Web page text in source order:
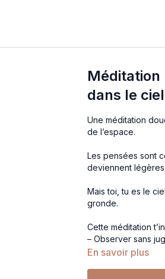
Méditation
dans le ciel
Une méditation
de l’espace.
Les pensées sont
deviennent légères.
Mais toi, tu es le
gronde.
Cette méditation
– Observer sans
– Lâcher le besoin
En savoir plus